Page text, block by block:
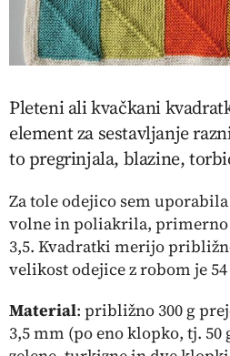
Pleteni ali kvačkani
element za sestavljanje
to pregrinjala, blazine,
Za tole odejico sem
volne in poliakrila,
3,5. Kvadratki merijo
velikost odejice z robom je 54
Material: približno 300 g
3,5 mm (po eno klopko, tj. 50